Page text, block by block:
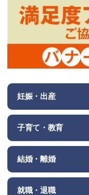
妊娠・出産
子育て・教育
結婚・離婚
就職・退職